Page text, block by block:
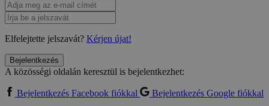
Elfelejtette jelszavát? Kérjen újat!
Bejelentkezés
A közösségi oldalán keresztül is bejelentkezhet:
Bejelentkezés Facebook fiókkal
Bejelentkezés Google fiókkal